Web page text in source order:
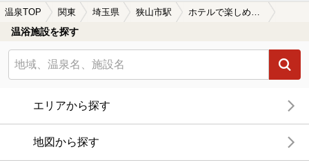
温泉TOP 関東 埼玉県 狭山市駅 ホテルで楽しめる狭山市駅近くの温泉、日帰り温泉、スーパー銭湯おすすめ
温浴施設を探す
エリアから探す
地図から探す